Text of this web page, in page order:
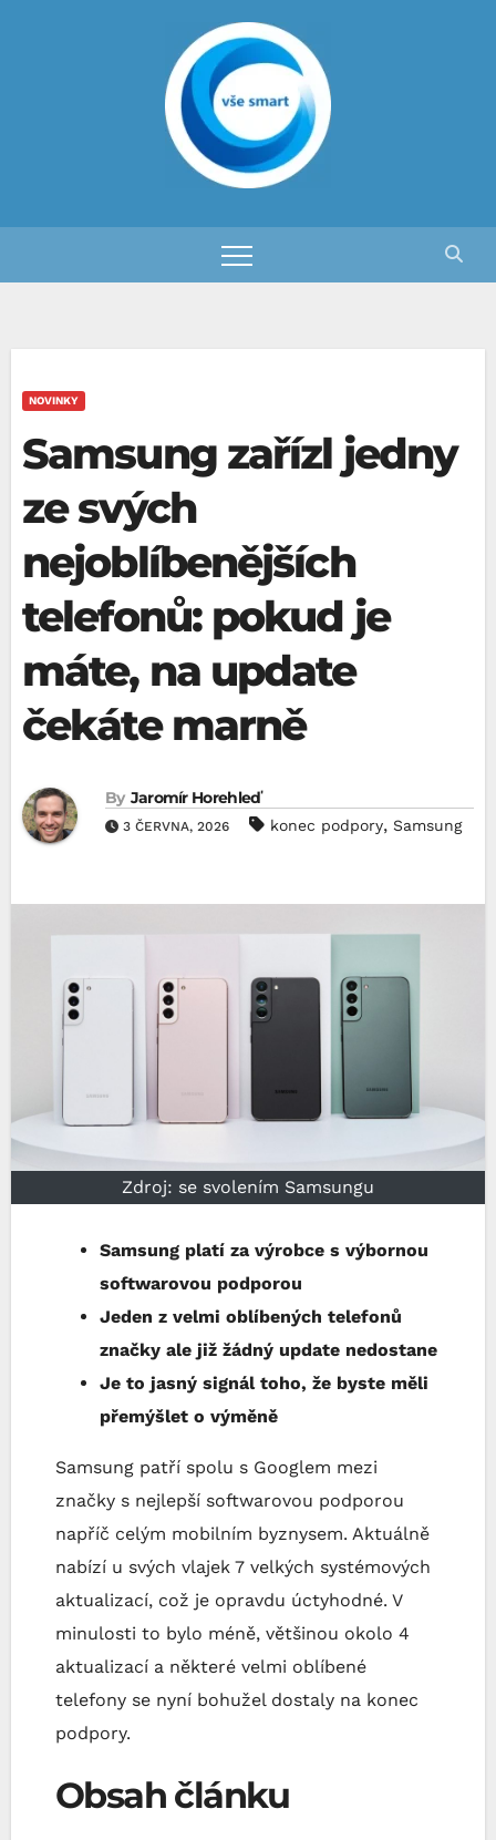
NOVINKY
Samsung zařízl jedny
ze svých
nejoblíbenějších
telefonů: pokud je
máte, na update
čekáte marně
By Jaromír Horehleď
3 ČERVNA, 2026 konec podpory, Samsung
Zdroj: se svolením Samsungu
Samsung platí za výrobce s výbornou
softwarovou podporou
Jeden z velmi oblíbených telefonů
značky ale již žádný update nedostane
Je to jasný signál toho, že byste měli
přemýšlet o výměně
Samsung patří spolu s Googlem mezi
značky s nejlepší softwarovou podporou
napříč celým mobilním byznysem. Aktuálně
nabízí u svých vlajek 7 velkých systémových
aktualizací, což je opravdu úctyhodné. V
minulosti to bylo méně, většinou okolo 4
aktualizací a některé velmi oblíbené
telefony se nyní bohužel dostaly na konec
podpory.
Obsah článku